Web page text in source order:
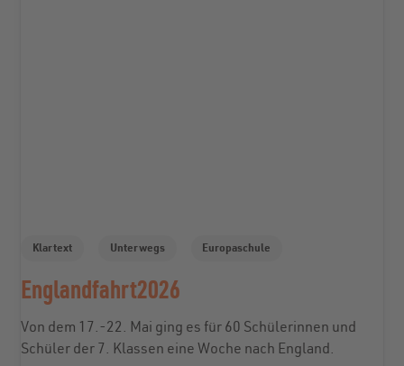
Klartext Unterwegs Europaschule
Englandfahrt2026
Von dem 17.-22. Mai ging es für 60 Schülerinnen und
Schüler der 7. Klassen eine Woche nach England.